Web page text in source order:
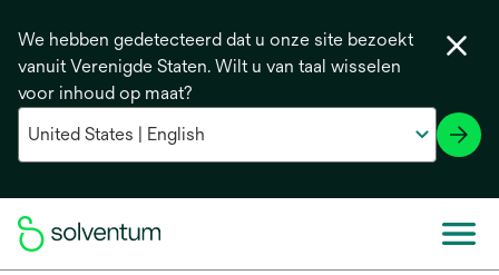
We hebben gedetecteerd dat u onze site bezoekt
vanuit Verenigde Staten. Wilt u van taal wisselen
voor inhoud op maat?